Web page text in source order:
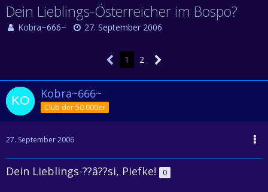
Dein Lieblings-Österreicher im Bospo?
Kobra~666~ 27. September 2006
1 2
Kobra~666~
Club der 50.000er
27. September 2006
Dein Lieblings-??â??si, Piefke! 0